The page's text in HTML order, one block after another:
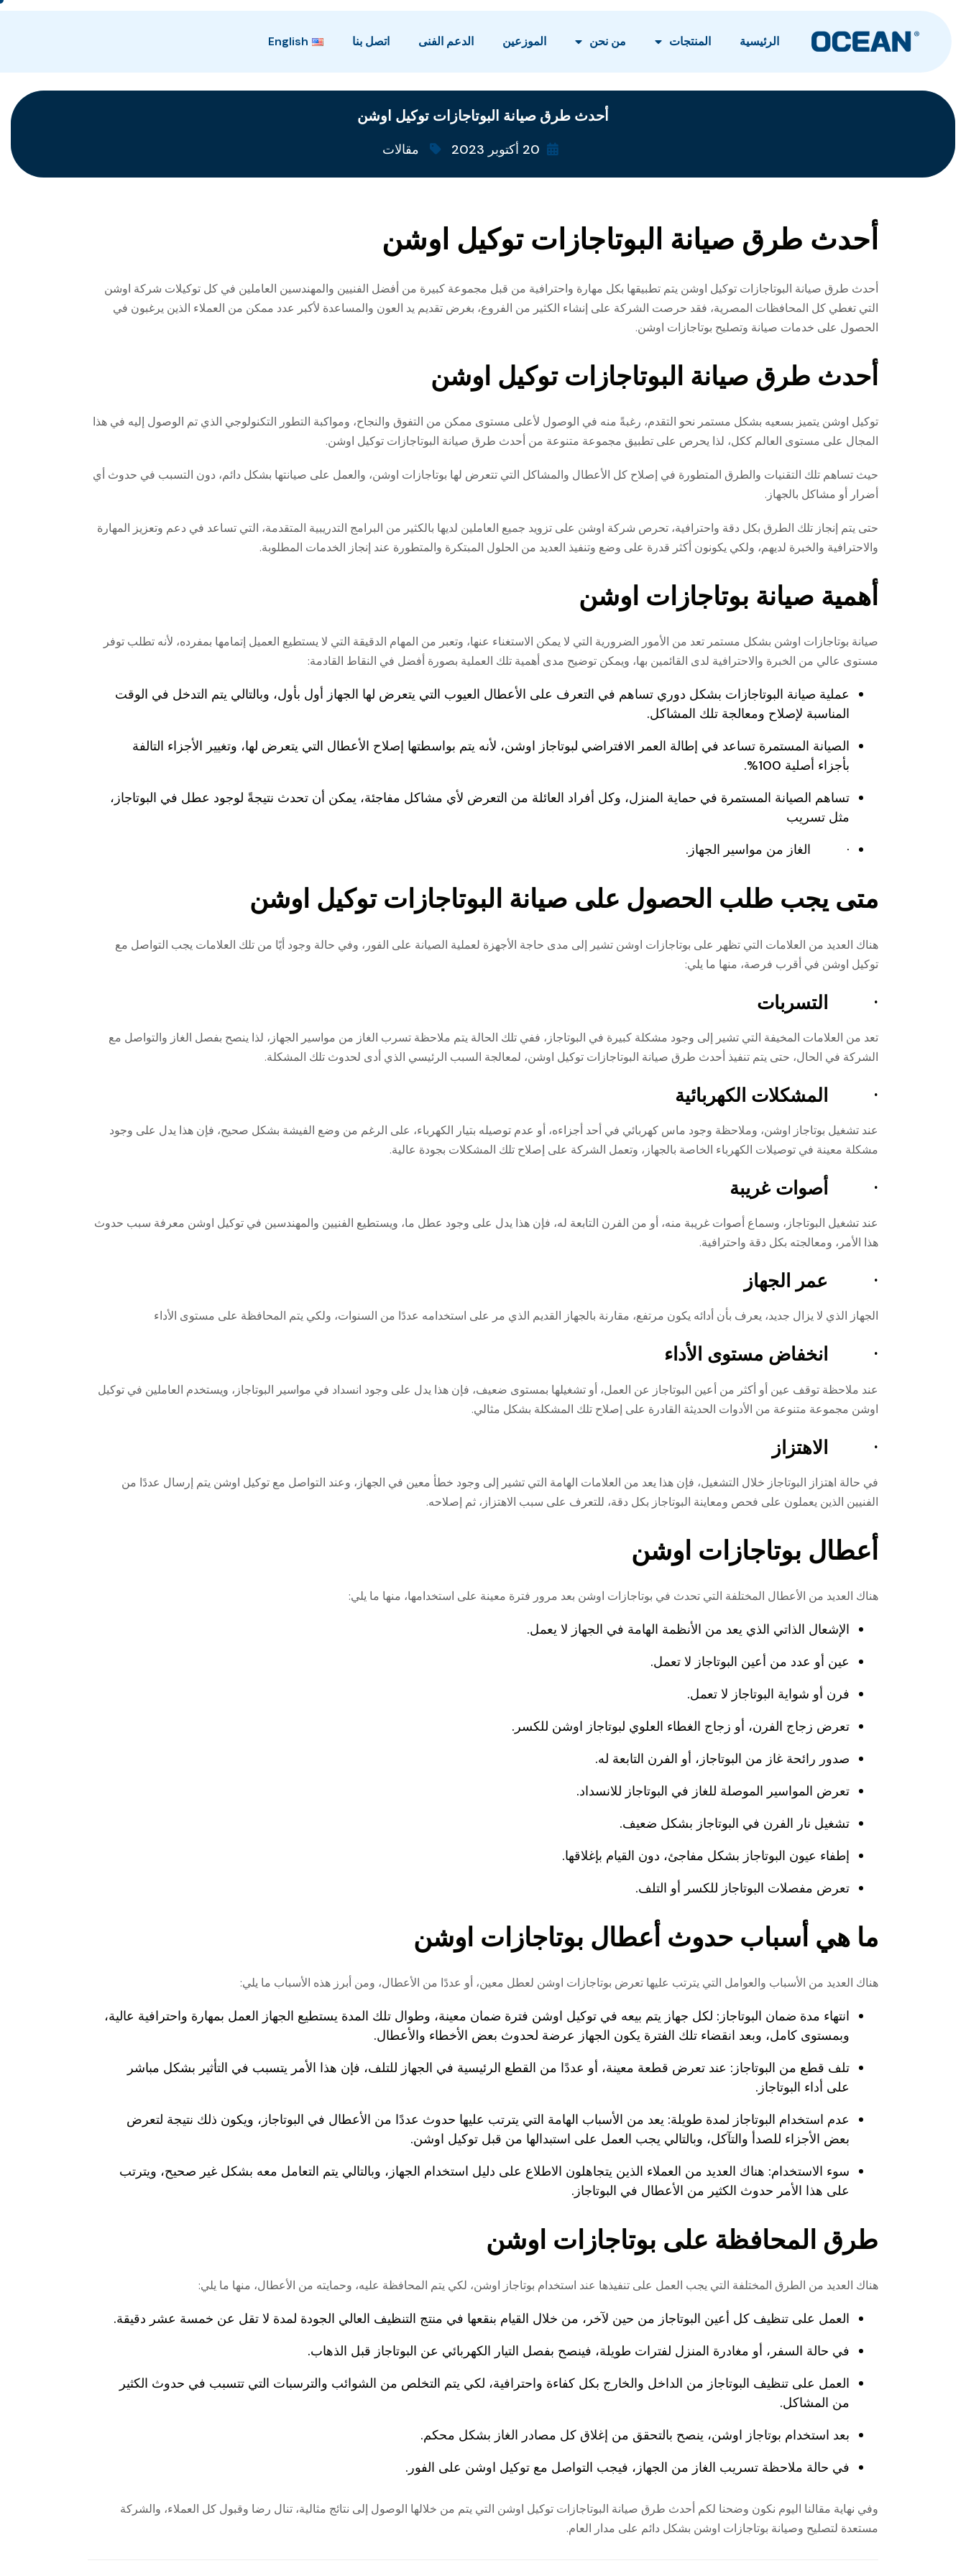
الرئيسية المنتجات من نحن الموزعين الدعم الفنى اتصل بنا English
أحدث طرق صيانة البوتاجازات توكيل اوشن
20 أكتوبر 2023 مقالات
أحدث طرق صيانة البوتاجازات توكيل اوشن
أحدث طرق صيانة البوتاجازات توكيل اوشن يتم تطبيقها بكل مهارة واحترافية من قبل مجموعة كبيرة من أفضل الفنيين والمهندسين العاملين في كل توكيلات شركة اوشن
التي تغطي كل المحافظات المصرية، فقد حرصت الشركة على إنشاء الكثير من الفروع، بغرض تقديم يد العون والمساعدة لأكبر عدد ممكن من العملاء الذين يرغبون في
الحصول على خدمات صيانة وتصليح بوتاجازات اوشن.
أحدث طرق صيانة البوتاجازات توكيل اوشن
توكيل اوشن يتميز بسعيه بشكل مستمر نحو التقدم، رغبةً منه في الوصول لأعلى مستوى ممكن من التفوق والنجاح، ومواكبة التطور التكنولوجي الذي تم الوصول إليه في هذا
المجال على مستوى العالم ككل، لذا يحرص على تطبيق مجموعة متنوعة من أحدث طرق صيانة البوتاجازات توكيل اوشن.
حيث تساهم تلك التقنيات والطرق المتطورة في إصلاح كل الأعطال والمشاكل التي تتعرض لها بوتاجازات اوشن، والعمل على صيانتها بشكل دائم، دون التسبب في حدوث أي
أضرار أو مشاكل بالجهاز.
حتى يتم إنجاز تلك الطرق بكل دقة واحترافية، تحرص شركة اوشن على تزويد جميع العاملين لديها بالكثير من البرامج التدريبية المتقدمة، التي تساعد في دعم وتعزيز المهارة
والاحترافية والخبرة لديهم، ولكي يكونون أكثر قدرة على وضع وتنفيذ العديد من الحلول المبتكرة والمتطورة عند إنجاز الخدمات المطلوبة.
أهمية صيانة بوتاجازات اوشن
صيانة بوتاجازات اوشن بشكل مستمر تعد من الأمور الضرورية التي لا يمكن الاستغناء عنها، وتعبر من المهام الدقيقة التي لا يستطيع العميل إتمامها بمفرده، لأنه تطلب توفر
مستوى عالي من الخبرة والاحترافية لدى القائمين بها، ويمكن توضيح مدى أهمية تلك العملية بصورة أفضل في النقاط القادمة:
عملية صيانة البوتاجازات بشكل دوري تساهم في التعرف على الأعطال العيوب التي يتعرض لها الجهاز أول بأول، وبالتالي يتم التدخل في الوقت
المناسبة لإصلاح ومعالجة تلك المشاكل.
الصيانة المستمرة تساعد في إطالة العمر الافتراضي لبوتاجاز اوشن، لأنه يتم بواسطتها إصلاح الأعطال التي يتعرض لها، وتغيير الأجزاء التالفة
بأجزاء أصلية 100%.
تساهم الصيانة المستمرة في حماية المنزل، وكل أفراد العائلة من التعرض لأي مشاكل مفاجئة، يمكن أن تحدث نتيجةً لوجود عطل في البوتاجاز،
مثل تسريب
· الغاز من مواسير الجهاز.
متى يجب طلب الحصول على صيانة البوتاجازات توكيل اوشن
هناك العديد من العلامات التي تظهر على بوتاجازات اوشن تشير إلى مدى حاجة الأجهزة لعملية الصيانة على الفور، وفي حالة وجود أيًا من تلك العلامات يجب التواصل مع
توكيل اوشن في أقرب فرصة، منها ما يلي:
· التسربات
تعد من العلامات المخيفة التي تشير إلى وجود مشكلة كبيرة في البوتاجاز، ففي تلك الحالة يتم ملاحظة تسرب الغاز من مواسير الجهاز، لذا ينصح بفصل الغاز والتواصل مع
الشركة في الحال، حتى يتم تنفيذ أحدث طرق صيانة البوتاجازات توكيل اوشن، لمعالجة السبب الرئيسي الذي أدى لحدوث تلك المشكلة.
· المشكلات الكهربائية
عند تشغيل بوتاجاز اوشن، وملاحظة وجود ماس كهربائي في أحد أجزاءه، أو عدم توصيله بتيار الكهرباء، على الرغم من وضع الفيشة بشكل صحيح، فإن هذا يدل على وجود
مشكلة معينة في توصيلات الكهرباء الخاصة بالجهاز، وتعمل الشركة على إصلاح تلك المشكلات بجودة عالية.
· أصوات غريبة
عند تشغيل البوتاجاز، وسماع أصوات غريبة منه، أو من الفرن التابعة له، فإن هذا يدل على وجود عطل ما، ويستطيع الفنيين والمهندسين في توكيل اوشن معرفة سبب حدوث
هذا الأمر، ومعالجته بكل دقة واحترافية.
· عمر الجهاز
الجهاز الذي لا يزال جديد، يعرف بأن أدائه يكون مرتفع، مقارنة بالجهاز القديم الذي مر على استخدامه عددًا من السنوات، ولكي يتم المحافظة على مستوى الأداء
· انخفاض مستوى الأداء
عند ملاحظة توقف عين أو أكثر من أعين البوتاجاز عن العمل، أو تشغيلها بمستوى ضعيف، فإن هذا يدل على وجود انسداد في مواسير البوتاجاز، ويستخدم العاملين في توكيل
اوشن مجموعة متنوعة من الأدوات الحديثة القادرة على إصلاح تلك المشكلة بشكل مثالي.
· الاهتزاز
في حالة اهتزاز البوتاجاز خلال التشغيل، فإن هذا يعد من العلامات الهامة التي تشير إلى وجود خطأ معين في الجهاز، وعند التواصل مع توكيل اوشن يتم إرسال عددًا من
الفنيين الذين يعملون على فحص ومعاينة البوتاجاز بكل دقة، للتعرف على سبب الاهتزاز، ثم إصلاحه.
أعطال بوتاجازات اوشن
هناك العديد من الأعطال المختلفة التي تحدث في بوتاجازات اوشن بعد مرور فترة معينة على استخدامها، منها ما يلي:
الإشعال الذاتي الذي يعد من الأنظمة الهامة في الجهاز لا يعمل.
عين أو عدد من أعين البوتاجاز لا تعمل.
فرن أو شواية البوتاجاز لا تعمل.
تعرض زجاج الفرن، أو زجاج الغطاء العلوي لبوتاجاز اوشن للكسر.
صدور رائحة غاز من البوتاجاز، أو الفرن التابعة له.
تعرض المواسير الموصلة للغاز في البوتاجاز للانسداد.
تشغيل نار الفرن في البوتاجاز بشكل ضعيف.
إطفاء عيون البوتاجاز بشكل مفاجئ، دون القيام بإغلاقها.
تعرض مفصلات البوتاجاز للكسر أو التلف.
ما هي أسباب حدوث أعطال بوتاجازات اوشن
هناك العديد من الأسباب والعوامل التي يترتب عليها تعرض بوتاجازات اوشن لعطل معين، أو عددًا من الأعطال، ومن أبرز هذه الأسباب ما يلي:
انتهاء مدة ضمان البوتاجاز: لكل جهاز يتم بيعه في توكيل اوشن فترة ضمان معينة، وطوال تلك المدة يستطيع الجهاز العمل بمهارة واحترافية عالية،
وبمستوى كامل، وبعد انقضاء تلك الفترة يكون الجهاز عرضة لحدوث بعض الأخطاء والأعطال.
تلف قطع من البوتاجاز: عند تعرض قطعة معينة، أو عددًا من القطع الرئيسية في الجهاز للتلف، فإن هذا الأمر يتسبب في التأثير بشكل مباشر
على أداء البوتاجاز.
عدم استخدام البوتاجاز لمدة طويلة: يعد من الأسباب الهامة التي يترتب عليها حدوث عددًا من الأعطال في البوتاجاز، ويكون ذلك نتيجة لتعرض
بعض الأجزاء للصدأ والتآكل، وبالتالي يجب العمل على استبدالها من قبل توكيل اوشن.
سوء الاستخدام: هناك العديد من العملاء الذين يتجاهلون الاطلاع على دليل استخدام الجهاز، وبالتالي يتم التعامل معه بشكل غير صحيح، ويترتب
على هذا الأمر حدوث الكثير من الأعطال في البوتاجاز.
طرق المحافظة على بوتاجازات اوشن
هناك العديد من الطرق المختلفة التي يجب العمل على تنفيذها عند استخدام بوتاجاز اوشن، لكي يتم المحافظة عليه، وحمايته من الأعطال، منها ما يلي:
العمل على تنظيف كل أعين البوتاجاز من حين لآخر، من خلال القيام بنقعها في منتج التنظيف العالي الجودة لمدة لا تقل عن خمسة عشر دقيقة.
في حالة السفر، أو مغادرة المنزل لفترات طويلة، فينصح بفصل التيار الكهربائي عن البوتاجاز قبل الذهاب.
العمل على تنظيف البوتاجاز من الداخل والخارج بكل كفاءة واحترافية، لكي يتم التخلص من الشوائب والترسبات التي تتسبب في حدوث الكثير
من المشاكل.
بعد استخدام بوتاجاز اوشن، ينصح بالتحقق من إغلاق كل مصادر الغاز بشكل محكم.
في حالة ملاحظة تسريب الغاز من الجهاز، فيجب التواصل مع توكيل اوشن على الفور.
وفي نهاية مقالنا اليوم نكون وضحنا لكم أحدث طرق صيانة البوتاجازات توكيل اوشن التي يتم من خلالها الوصول إلى نتائج مثالية، تنال رضا وقبول كل العملاء، والشركة
مستعدة لتصليح وصيانة بوتاجازات اوشن بشكل دائم على مدار العام.